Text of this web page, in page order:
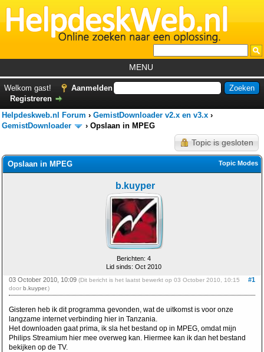
MENU
Foutcodes
Forum
Welkom gast!
Aanmelden
Registreren
Helpdeskweb.nl Forum › GemistDownloader v2.x en v3.x ›
GemistDownloader
› Opslaan in MPEG
Topic is gesloten
Topic Modes
Opslaan in MPEG
b.kuyper
Berichten: 4
Lid sinds: Oct 2010
#1
03 October 2010, 10:09 (Dit bericht is het laatst bewerkt op 03 October 2010, 10:15
door b.kuyper.)
Gisteren heb ik dit programma gevonden, wat de uitkomst is voor onze
langzame internet verbinding hier in Tanzania.
Het downloaden gaat prima, ik sla het bestand op in MPEG, omdat mijn
Philips Streamium hier mee overweg kan. Hiermee kan ik dan het bestand
bekijken op de TV.